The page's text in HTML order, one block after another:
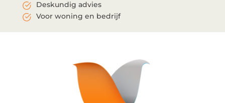
Deskundig advies
Voor woning en bedrijf